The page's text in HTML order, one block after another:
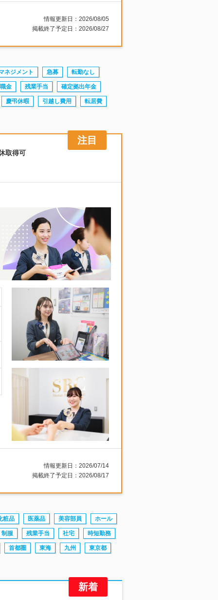
情報更新日：2026/08/05
掲載終了予定日：2026/08/27
ネジメント 急募 転勤なし
金 残業手当 確定拠出年金
慶弔休暇 引越し費用 転居費
取得可
情報更新日：2026/07/14
掲載終了予定日：2026/08/17
粧品 医薬品 美容部員 ホール
制服 残業手当 社宅 時短勤務
首都圏 東海 九州 東京都